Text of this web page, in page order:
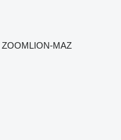
ZOOMLION-MAZ